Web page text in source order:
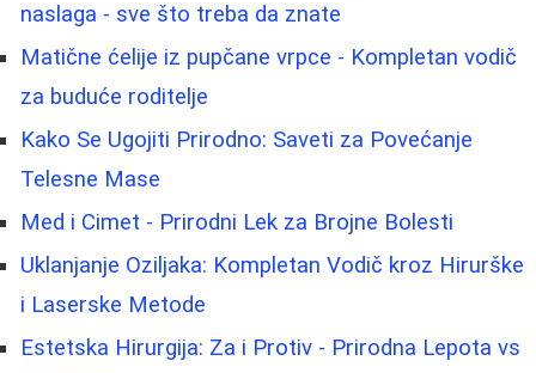
naslaga - sve što treba da znate
Matične ćelije iz pupčane vrpce - Kompletan vodič
za buduće roditelje
Kako Se Ugojiti Prirodno: Saveti za Povećanje
Telesne Mase
Med i Cimet - Prirodni Lek za Brojne Bolesti
Uklanjanje Oziljaka: Kompletan Vodič kroz Hirurške
i Laserske Metode
Estetska Hirurgija: Za i Protiv - Prirodna Lepota vs